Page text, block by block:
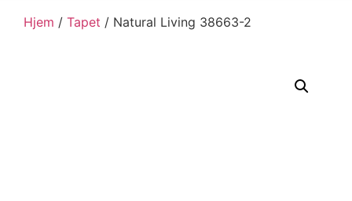
Hjem / Tapet / Natural Living 38663-2